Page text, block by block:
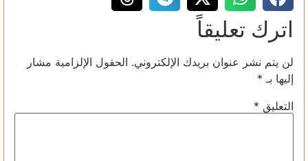
اترك تعليقاً
لن يتم نشر عنوان بريدك الإلكتروني. الحقول الإلزامية مشار
إليها بـ *
التعليق *